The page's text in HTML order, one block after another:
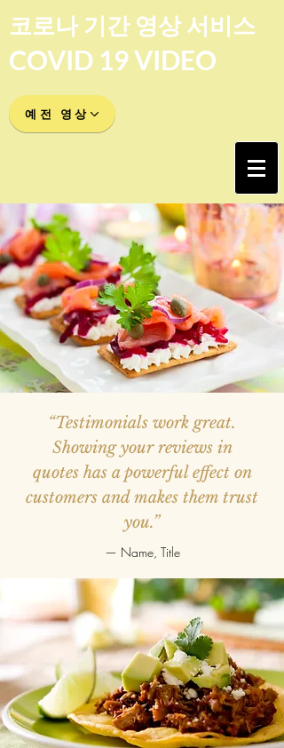
코로나 기간 영상 서비스
COVID 19 VIDEO
예전 영상
“Testimonials work great.
Showing your reviews in
quotes has a powerful effect on
customers and makes them trust
you.”
— Name, Title